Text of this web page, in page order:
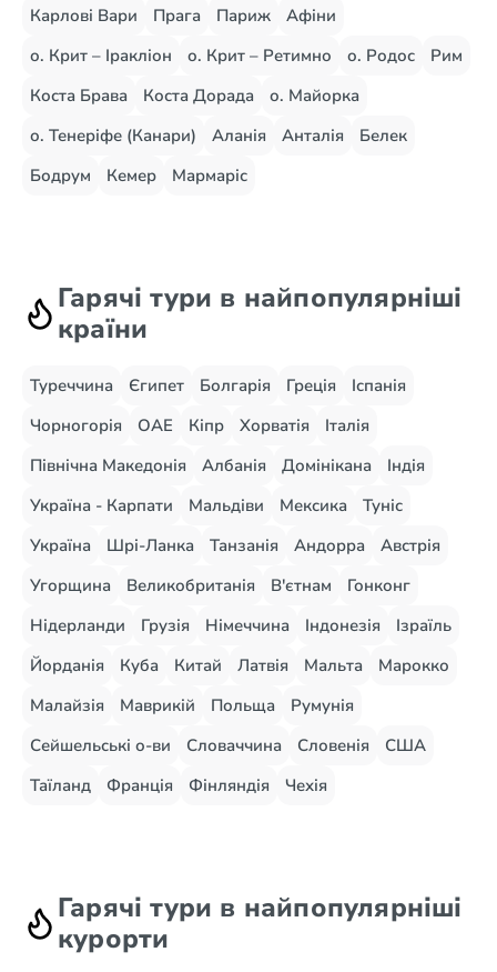
Карлові Вари
Прага Париж
Афіни
о. Крит – Іракліон
о. Крит – Ретимно о. Родос
Рим
Коста Брава
Коста Дорада
о. Майорка
о. Тенеріфе (Канари)
Аланія Анталія
Белек
Бодрум
Кемер Мармаріс
Гарячі тури в найпопулярніші
країни
Туреччина Єгипет Болгарія Греція
Іспанія
Чорногорія
ОАЕ Кіпр Хорватія
Італія
Північна Македонія
Албанія Домінікана
Індія
Україна - Карпати
Мальдіви Мексика
Туніс
Україна
Шрі-Ланка Танзанія Андорра
Австрія
Угорщина
Великобританія В'єтнам
Гонконг
Нідерланди
Грузія Німеччина Індонезія
Ізраїль
Йорданія
Куба Китай Латвія Мальта
Марокко
Малайзія
Маврикій Польща
Румунія
Сейшельські о-ви
Словаччина Словенія
США
Таїланд
Франція Фінляндія Чехія
Гарячі тури в найпопулярніші
курорти